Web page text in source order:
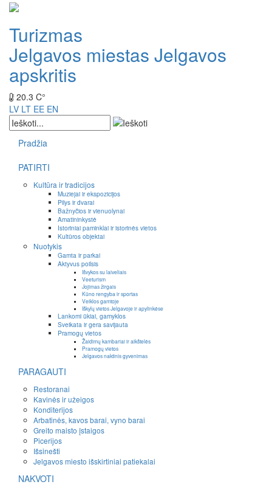
Turizmas
Jelgavos miestas Jelgavos
apskritis
20.3 C°
LV LT EE EN
Pradžia
PATIRTI
Kultūra ir tradicijos
Muziejai ir ekspozicijos
Pilys ir dvarai
Bažnyčios ir vienuolynai
Amatininkystė
Istoriniai paminklai ir istorinės vietos
Kultūros objektai
Nuotykis
Gamta ir parkai
Aktyvus poilsis
Išvykos su laiveliais
Veeturism
Jojimas žirgais
Kūno rengyba ir sportas
Veiklos gamtoje
Iškylų vietos Jelgavoje ir apylinkėse
Lankomi ūkiai, gamyklos
Sveikata ir gera savijauta
Pramogų vietos
Žaidimų kambariai ir aikštelės
Pramogų vietos
Jelgavos naktinis gyvenimas
PARAGAUTI
Restoranai
Kavinės ir užeigos
Konditerijos
Arbatinės, kavos barai, vyno barai
Greito maisto įstaigos
Picerijos
Išsinešti
Jelgavos miesto išskirtiniai patiekalai
NAKVOTI